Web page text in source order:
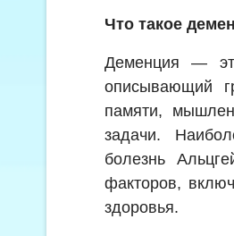
Что такое
Деменция —
описывающий
памяти,
задачи.
болезнь
факторов,
здоровья.